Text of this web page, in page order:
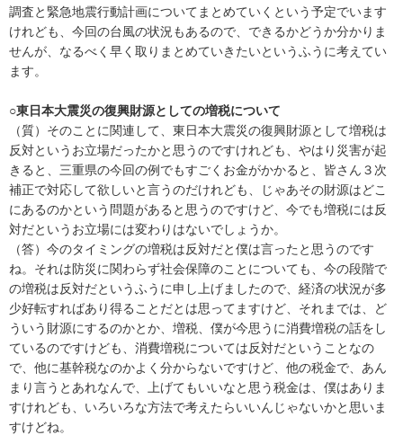
調査と緊急地震行動計画についてまとめていくという予定でいます
けれども、今回の台風の状況もあるので、できるかどうか分かりま
せんが、なるべく早く取りまとめていきたいというふうに考えてい
ます。
○東日本大震災の復興財源としての増税について
（質）そのことに関連して、東日本大震災の復興財源として増税は
反対というお立場だったかと思うのですけれども、やはり災害が起
きると、三重県の今回の例でもすごくお金がかかると、皆さん３次
補正で対応して欲しいと言うのだけれども、じゃあその財源はどこ
にあるのかという問題があると思うのですけど、今でも増税には反
対だというお立場には変わりはないでしょうか。
（答）今のタイミングの増税は反対だと僕は言ったと思うのです
ね。それは防災に関わらず社会保障のことについても、今の段階で
の増税は反対だというふうに申し上げましたので、経済の状況が多
少好転すればあり得ることだとは思ってますけど、それまでは、ど
ういう財源にするのかとか、増税、僕が今思うに消費増税の話をし
ているのですけども、消費増税については反対だということなの
で、他に基幹税なのかよく分からないですけど、他の税金で、あん
まり言うとあれなんで、上げてもいいなと思う税金は、僕はありま
すけれども、いろいろな方法で考えたらいいんじゃないかと思いま
すけどね。